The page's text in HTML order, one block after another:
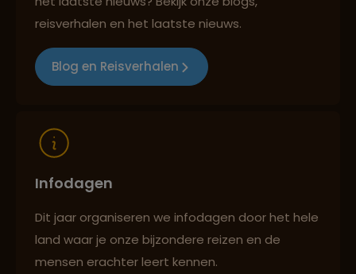
Reizen met oog voor mens, cultuur en milieu
reisverhalen en het laatste nieuws.
Blog en Reisverhalen
Infodagen
Dit jaar organiseren we infodagen door het hele
land waar je onze bijzondere reizen en de
mensen erachter leert kennen.